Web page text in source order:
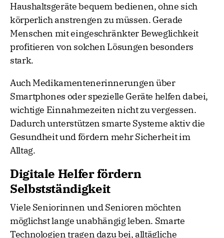
Haushaltsgeräte bequem bedienen, ohne sich
körperlich anstrengen zu müssen. Gerade
Menschen mit eingeschränkter Beweglichkeit
profitieren von solchen Lösungen besonders
stark.
Auch Medikamentenerinnerungen über
Smartphones oder spezielle Geräte helfen dabei,
wichtige Einnahmezeiten nicht zu vergessen.
Dadurch unterstützen smarte Systeme aktiv die
Gesundheit und fördern mehr Sicherheit im
Alltag.
Digitale Helfer fördern
Selbstständigkeit
Viele Seniorinnen und Senioren möchten
möglichst lange unabhängig leben. Smarte
Technologien tragen dazu bei, alltägliche